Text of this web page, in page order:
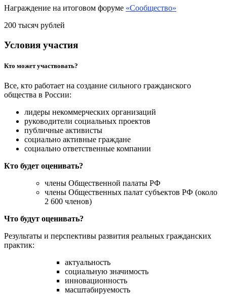
Награждение на итоговом форуме «Сообщество»
200 тысяч рублей
Условия участия
Кто может участвовать?
Все, кто работает на создание сильного гражданского
общества в России:
лидеры некоммерческих организаций
руководители социальных проектов
публичные активисты
социально активные граждане
социально ответственные компании
Кто будет оценивать?
члены Общественной палаты РФ
члены Общественных палат субъектов РФ (около
2 600 членов)
Что будут оценивать?
Результаты и перспективы развития реальных гражданских
практик:
актуальность
социальную значимость
инновационность
масштабируемость